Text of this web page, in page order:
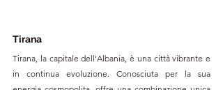
Tirana
Tirana, la capitale dell'Albania, è una città vibrante e
in continua evoluzione. Conosciuta per la sua